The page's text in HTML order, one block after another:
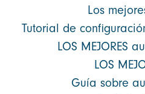
Los
Tutorial de
LOS MEJORES
LOS
Guía sobre